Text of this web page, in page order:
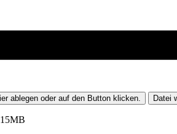
ablegen oder auf den Button klicken. Datei